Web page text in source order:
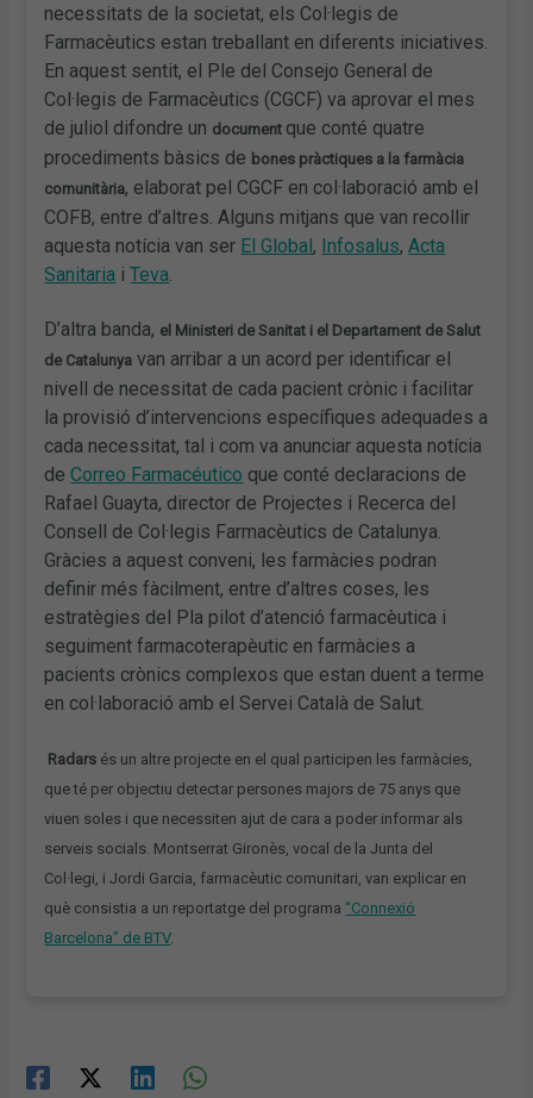
necessitats de la societat, els Col·legis de
Farmacèutics estan treballant en diferents iniciatives.
En aquest sentit, el Ple del Consejo General de
Col·legis de Farmacèutics (CGCF) va aprovar el mes
de juliol difondre un document que conté quatre
procediments bàsics de bones pràctiques a la farmàcia
comunitària, elaborat pel CGCF en col·laboració amb el
COFB, entre d’altres. Alguns mitjans que van recollir
aquesta notícia van ser El Global, Infosalus, Acta
Sanitaria iTeva.
D’altra banda, el Ministeri de Sanitat i el Departament de Salut
de Catalunya van arribar a un acord per identificar el
nivell de necessitat de cada pacient crònic i facilitar
la provisió d’intervencions específiques adequades a
cada necessitat, tal i com va anunciar aquesta notícia
deCorreo Farmacéutico que conté declaracions de
Rafael Guayta, director de Projectes i Recerca del
Consell de Col·legis Farmacèutics de Catalunya.
Gràcies a aquest conveni, les farmàcies podran
definir més fàcilment, entre d’altres coses, les
estratègies del Pla pilot d’atenció farmacèutica i
seguiment farmacoterapèutic en farmàcies a
pacients crònics complexos que estan duent a terme
en col·laboració amb el Servei Català de Salut.
Radars és un altre projecte en el qual participen les farmàcies,
que té per objectiu detectar persones majors de 75 anys que
viuen soles i que necessiten ajut de cara a poder informar als
serveis socials. Montserrat Gironès, vocal de la Junta del
Col·legi, i Jordi Garcia, farmacèutic comunitari, van explicar en
què consistia a un reportatge del programa “Connexió
Barcelona” de BTV.